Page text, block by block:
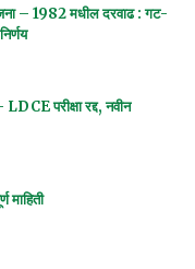
– 1982 मधील दरवाढ : गट-
परीक्षा रद्द, नवीन
माहिती